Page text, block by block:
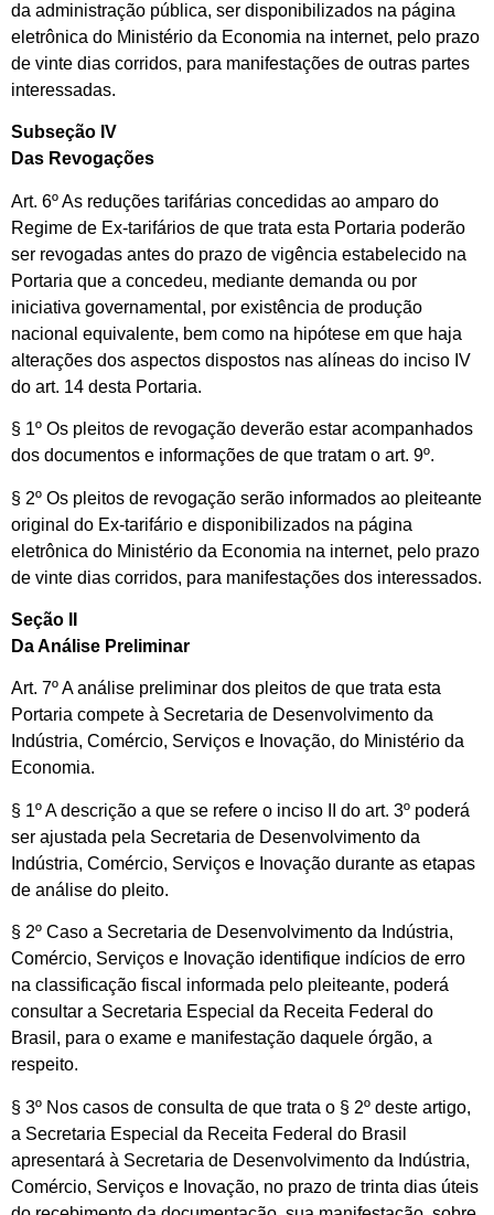
da administração pública, ser disponibilizados na página
eletrônica do Ministério da Economia na internet, pelo prazo
de vinte dias corridos, para manifestações de outras partes
interessadas.
Subseção IV
Das Revogações
Art. 6º As reduções tarifárias concedidas ao amparo do
Regime de Ex-tarifários de que trata esta Portaria poderão
ser revogadas antes do prazo de vigência estabelecido na
Portaria que a concedeu, mediante demanda ou por
iniciativa governamental, por existência de produção
nacional equivalente, bem como na hipótese em que haja
alterações dos aspectos dispostos nas alíneas do inciso IV
do art. 14 desta Portaria.
§ 1º Os pleitos de revogação deverão estar acompanhados
dos documentos e informações de que tratam o art. 9º.
§ 2º Os pleitos de revogação serão informados ao pleiteante
original do Ex-tarifário e disponibilizados na página
eletrônica do Ministério da Economia na internet, pelo prazo
de vinte dias corridos, para manifestações dos interessados.
Seção II
Da Análise Preliminar
Art. 7º A análise preliminar dos pleitos de que trata esta
Portaria compete à Secretaria de Desenvolvimento da
Indústria, Comércio, Serviços e Inovação, do Ministério da
Economia.
§ 1º A descrição a que se refere o inciso II do art. 3º poderá
ser ajustada pela Secretaria de Desenvolvimento da
Indústria, Comércio, Serviços e Inovação durante as etapas
de análise do pleito.
§ 2º Caso a Secretaria de Desenvolvimento da Indústria,
Comércio, Serviços e Inovação identifique indícios de erro
na classificação fiscal informada pelo pleiteante, poderá
consultar a Secretaria Especial da Receita Federal do
Brasil, para o exame e manifestação daquele órgão, a
respeito.
§ 3º Nos casos de consulta de que trata o § 2º deste artigo,
a Secretaria Especial da Receita Federal do Brasil
apresentará à Secretaria de Desenvolvimento da Indústria,
Comércio, Serviços e Inovação, no prazo de trinta dias úteis